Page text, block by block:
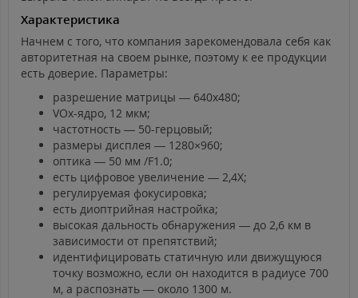
Характеристика
Начнем с того, что компания зарекомендовала себя как
авторитетная на своем рынке, поэтому к ее продукции
есть доверие. Параметры:
разрешение матрицы — 640х480;
VOx-ядро, 12 мкм;
частотность — 50-герцовый;
размеры дисплея — 1280×960;
оптика — 50 мм /F1.0;
есть цифровое увеличение — 2,4Х;
регулируемая фокусировка;
есть диоптрийная настройка;
высокая дальность обнаружения — до 2,6 км в
зависимости от препятствий;
идентифицировать статичную или движущуюся
точку возможно, если он находится в радиусе 700
м, а распознать — около 1300 м.